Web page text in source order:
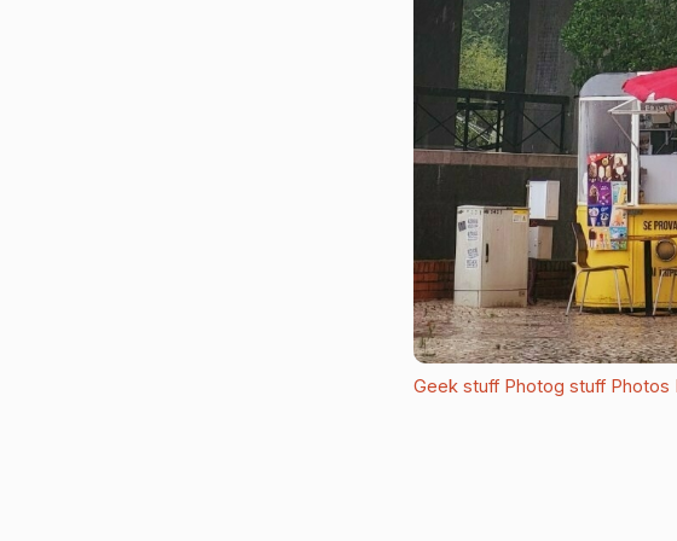
Geek stuff Photog stuff Photos